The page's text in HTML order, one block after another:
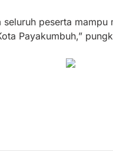
seluruh peserta
Payakumbuh,”